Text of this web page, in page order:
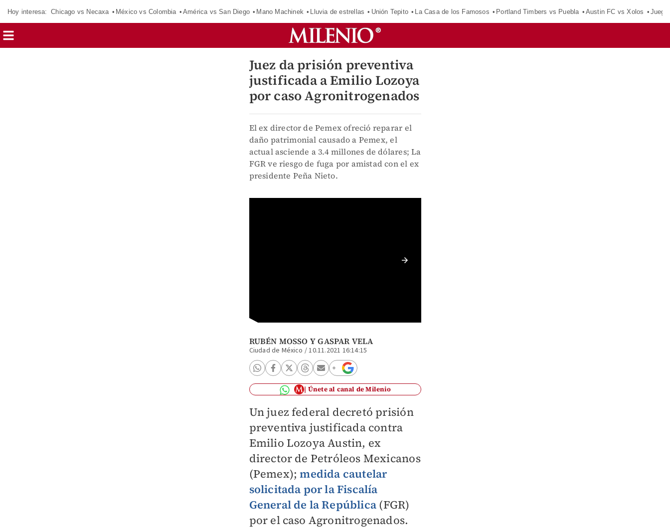
Hoy interesa: Chicago vs Necaxa México vs Colombia América vs San Diego Mano Machinek Lluvia de estrellas Unión Tepito La Casa de los Famosos Portland Timbers vs Puebla Austin FC vs Xolos
Juez da prisión preventiva
justificada a Emilio Lozoya
por caso Agronitrogenados
El ex director de Pemex ofreció reparar el
daño patrimonial causado a Pemex, el
actual asciende a 3.4 millones de dólares; La
FGR ve riesgo de fuga por amistad con el ex
presidente Peña Nieto.
RUBÉN MOSSO YGASPAR VELA
Ciudad de México /10.11.2021 16:14:15
Únete al canal de Milenio
Un juez federal decretó prisión
preventiva justificada contra
Emilio Lozoya Austin, ex
director de Petróleos Mexicanos
(Pemex);medida cautelar
solicitada por la Fiscalía
General de la República (FGR)
por el caso Agronitrogenados.